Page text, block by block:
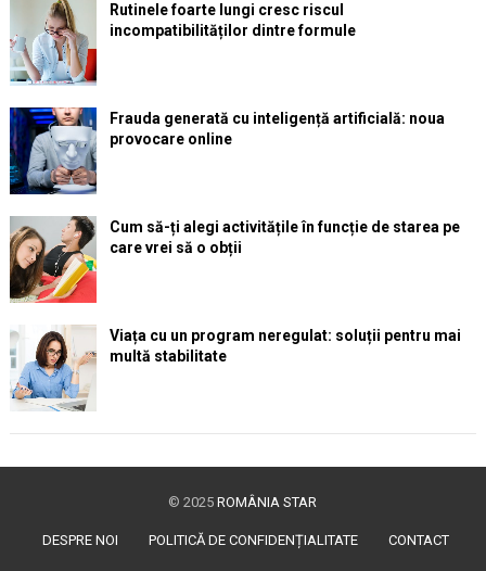
Rutinele foarte lungi cresc riscul
incompatibilităților dintre formule
Frauda generată cu inteligență artificială: noua
provocare online
Cum să-ți alegi activitățile în funcție de starea pe
care vrei să o obții
Viața cu un program neregulat: soluții pentru mai
multă stabilitate
© 2025ROMÂNIA STAR
DESPRE NOI POLITICĂ DE CONFIDENȚIALITATE CONTACT